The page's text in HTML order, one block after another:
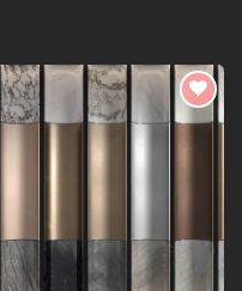
Add to